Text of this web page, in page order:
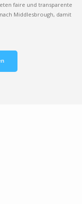
faire und transparente
Middlesbrough, damit